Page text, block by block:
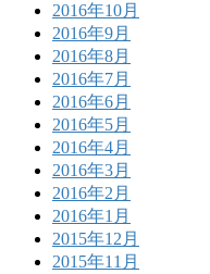
2016年10月
2016年9月
2016年8月
2016年7月
2016年6月
2016年5月
2016年4月
2016年3月
2016年2月
2016年1月
2015年12月
2015年11月